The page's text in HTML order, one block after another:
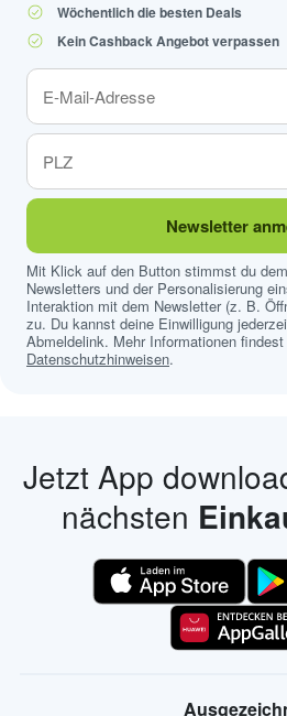
Wöchentlich die besten Deals
Kein Cashback Angebot verpassen
Newsletter
Mit Klick auf den Button stimmst du
Newsletters und der Personalisierung
Interaktion mit dem Newsletter (z. B.
zu. Du kannst deine Einwilligung
Abmeldelink. Mehr Informationen
Datenschutzhinweisen.
Jetzt App
nächsten